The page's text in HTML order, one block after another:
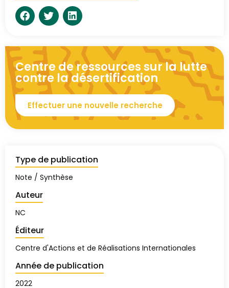
Centre de ressources sur la lutte
contre la désertification
Effectuer une nouvelle recherche
Type de publication
Note / Synthèse
Auteur
NC
Éditeur
Centre d'Actions et de Réalisations Internationales
Année de publication
2022